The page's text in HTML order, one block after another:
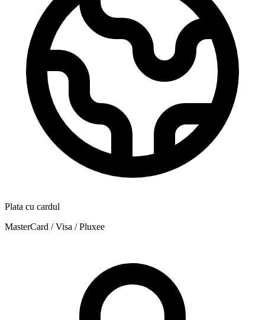
Plata cu cardul
MasterCard / Visa / Pluxee